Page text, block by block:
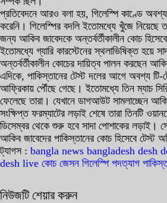
প্রতিবেদনে আরও বলা হয়, গিলেস্পি কাণ্ডে অবশ্য
করেনি। গিলেস্পির বদলি ইতোমধ্যে খুঁজে নিয়েছে
জন্য আকিব জাবেদকে অন্তর্বর্তীকালীন কোচ
ইতোমধ্যে গ্যারি কারস্টেনের স্থলাভিষিক্ত হয়ে
অন্তর্বর্তীকালীন কোচের দায়িত্ব পালন করছেন
এদিকে, পাকিস্তানের টেস্ট দলের আগে অবশ্য টি-
আফ্রিকায় পৌঁছে গেছে। ইতোমধ্যে তিন ম্যাচ
ফেলেছে তারা। যেখানে ডাগআউট সামলাচ্ছেন
সংক্ষিপ্ত ফরম্যাটের লড়াই শেষে তারা তিনটি
ডিসেম্বর থেকে শুরু হবে সাদা পোশাকের লড়াই।
আকিব জাবেদের পাকিস্তানের কোচ হিসেবে টেস্ট
ট্যাগস : bangla news bangladesh desh
desh live কোচ জেসন গিলেস্পি পদত্যাগ
নিউজটি শেয়ার করুন